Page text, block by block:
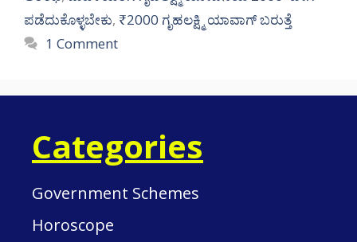
ಪಡೆದುಕೊಳ್ಳಬೇಕು, ₹2000 ಗೃಹಲಕ್ಷ್ಮಿ ಯಾವಾಗ್ ಬರುತ್ತೆ
1 Comment
Categories
Government Schemes
Horoscope